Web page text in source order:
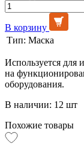
В корзину
Тип: Маска
Используется для
на
оборудования.
В наличии: 12 шт
Похожие товары